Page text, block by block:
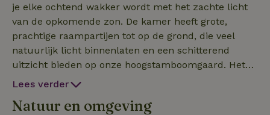
je elke ochtend wakker wordt met het zachte licht
van de opkomende zon. De kamer heeft grote,
prachtige raampartijen tot op de grond, die veel
natuurlijk licht binnenlaten en een schitterend
uitzicht bieden op onze hoogstamboomgaard. Het
natuurhuisje beschikt over een eigen moderne
voor ultiem comfort en privacy. Vanuit de kamer
Lees verder
Natuur en omgeving